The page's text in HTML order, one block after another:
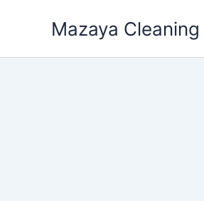
Mazaya